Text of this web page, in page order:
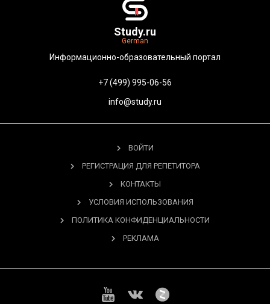
Study.ru
German
Информационно-образовательный портал
+7 (499) 995-06-56
info@study.ru
ВОЙТИ
РЕГИСТРАЦИЯ ДЛЯ РЕПЕТИТОРА
КОНТАКТЫ
УСЛОВИЯ ИСПОЛЬЗОВАНИЯ
ПОЛИТИКА КОНФИДЕНЦИАЛЬНОСТИ
РЕКЛАМА